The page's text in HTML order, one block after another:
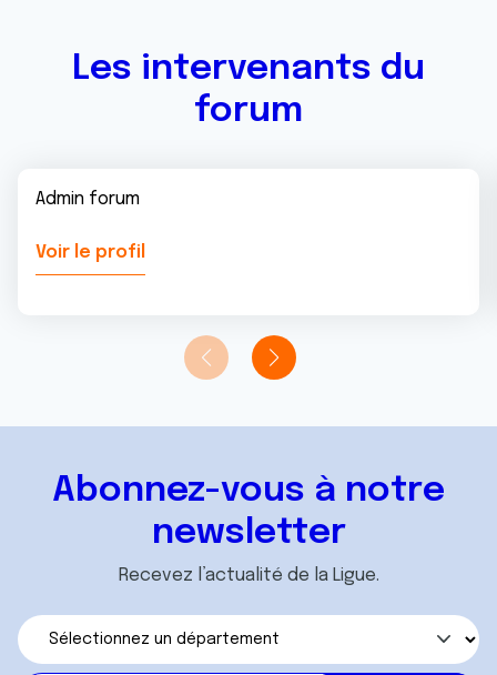
Les intervenants du
forum
Admin forum
Voir le profil
Abonnez-vous à notre
newsletter
Recevez l’actualité de la Ligue.